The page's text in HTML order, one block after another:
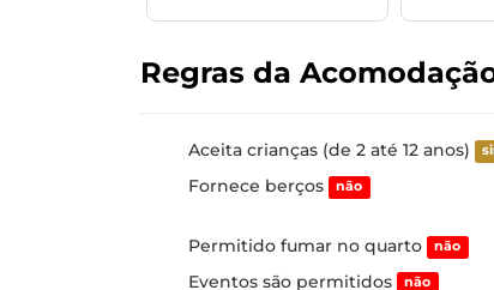
Regras da
Aceita crianças (de 2 até 12 anos)
Fornece berços não
Permitido fumar no quarto não
Eventos são permitidos não